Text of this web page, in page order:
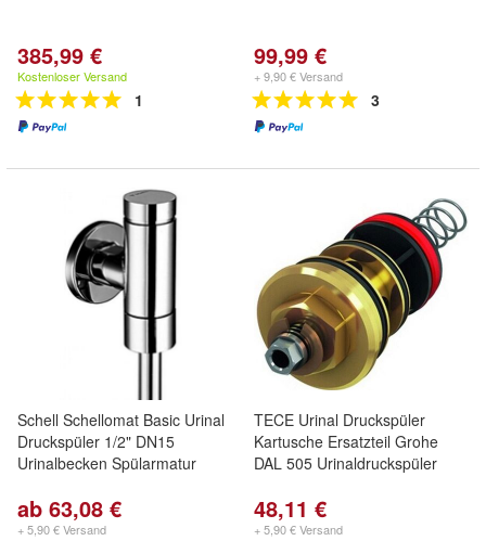
385,99 €
Kostenloser Versand
1
99,99 €
+ 9,90 € Versand
3
Schell Schellomat Basic Urinal
Druckspüler 1/2" DN15
Urinalbecken Spülarmatur
ab 63,08 €
+ 5,90 € Versand
TECE Urinal Druckspüler
Kartusche Ersatzteil Grohe
DAL 505 Urinaldruckspüler
48,11 €
+ 5,90 € Versand